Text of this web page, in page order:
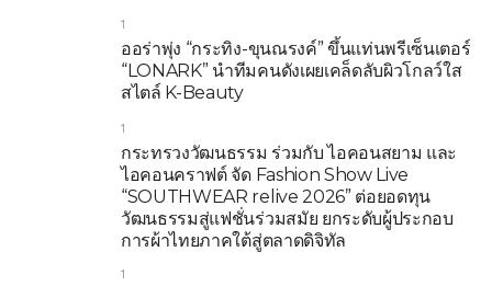
1
ออร่าพุ่ง “กระทิง-ขุนณรงค์” ขึ้นแท่นพรีเซ็นเตอร์
“LONARK” นำทีมคนดังเผยเคล็ดลับผิวโกลว์ใส
สไตล์ K-Beauty
1
กระทรวงวัฒนธรรม ร่วมกับ ไอคอนสยาม และ
ไอคอนคราฟต์ จัด Fashion Show Live
“SOUTHWEAR relive 2026” ต่อยอดทุน
วัฒนธรรมสู่แฟชั่นร่วมสมัย ยกระดับผู้ประกอบ
การผ้าไทยภาคใต้สู่ตลาดดิจิทัล
1